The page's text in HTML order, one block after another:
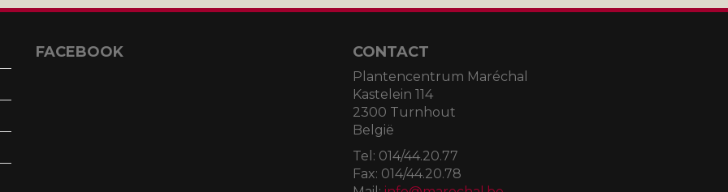
FACEBOOK CONTACT
Plantencentrum Maréchal
Kastelein 114
2300 Turnhout
België
Tel: 014/44.20.77
Fax: 014/44.20.78